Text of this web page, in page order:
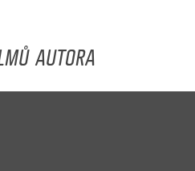
AUTORA